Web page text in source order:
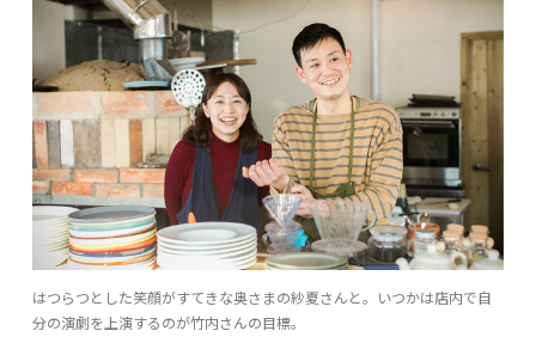
はつらつとした笑顔がすてきな奥さまの紗夏さんと。いつかは店内で自
分の演劇を上演するのが竹内さんの目標。